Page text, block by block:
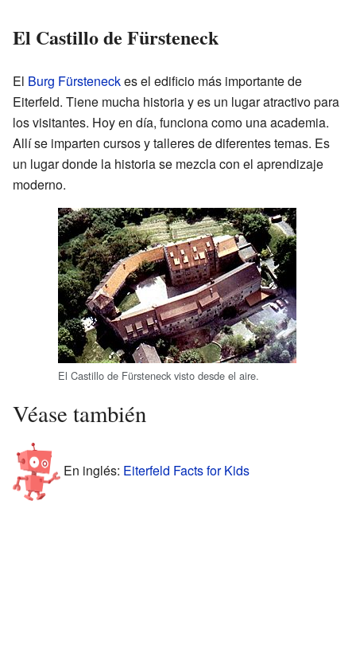
El Castillo de Fürsteneck
El Burg Fürsteneckes el edificio más importante de
Eiterfeld. Tiene mucha historia y es un lugar atractivo para
los visitantes. Hoy en día, funciona como una academia.
Allí se imparten cursos y talleres de diferentes temas. Es
un lugar donde la historia se mezcla con el aprendizaje
moderno.
El Castillo de Fürsteneck visto desde el aire.
Véase también
En inglés: Eiterfeld Facts for Kids